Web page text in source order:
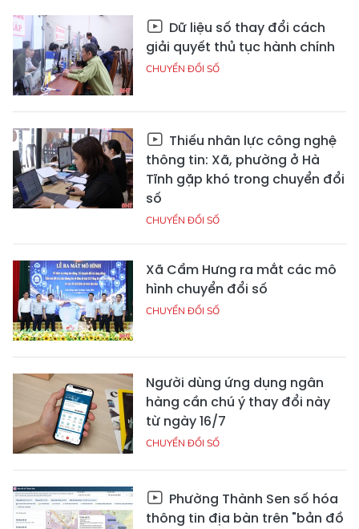
Dữ liệu số thay đổi cách
giải quyết thủ tục hành chính
CHUYỂN ĐỔI SỐ
Thiếu nhân lực công nghệ
thông tin: Xã, phường ở Hà
Tĩnh gặp khó trong chuyển đổi
số
CHUYỂN ĐỔI SỐ
Xã Cẩm Hưng ra mắt các mô
hình chuyển đổi số
CHUYỂN ĐỔI SỐ
Người dùng ứng dụng ngân
hàng cần chú ý thay đổi này
từ ngày 16/7
CHUYỂN ĐỔI SỐ
Phường Thành Sen số hóa
thông tin địa bàn trên "bản đồ